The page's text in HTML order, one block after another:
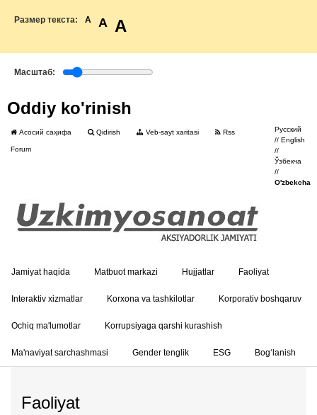
Размер текста: A A A
Масштаб:
Oddiy ko'rinish
Асосий саҳифа Qidirish Veb-sayt xaritasi Rss
Forum
Русский
//English
//
Ўзбекча
//
O'zbekcha
Jamiyat haqida Matbuot markazi Hujjatlar Faoliyat
Interaktiv xizmatlar Korxona va tashkilotlar Korporativ boshqaruv
Ochiq ma'lumotlar Korrupsiyaga qarshi kurashish
Ma'naviyat sarchashmasi Gender tenglik ESG Bog‘lanish
Faoliyat